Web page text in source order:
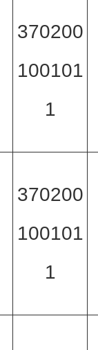
370200
100101
1
370200
100101
1